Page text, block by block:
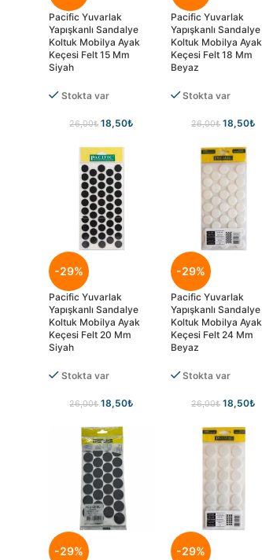
Pacific Yuvarlak
Yapışkanlı Sandalye
Koltuk Mobilya Ayak
Keçesi Felt 15 Mm
Siyah
Stokta var
26,00₺ 18,50₺
Pacific Yuvarlak
Yapışkanlı Sandalye
Koltuk Mobilya Ayak
Keçesi Felt 18 Mm
Beyaz
Stokta var
26,00₺ 18,50₺
-29%
Pacific Yuvarlak
Yapışkanlı Sandalye
Koltuk Mobilya Ayak
Keçesi Felt 20 Mm
Siyah
Stokta var
26,00₺ 18,50₺
-29%
Pacific Yuvarlak
Yapışkanlı Sandalye
Koltuk Mobilya Ayak
Keçesi Felt 24 Mm
Beyaz
Stokta var
26,00₺ 18,50₺
-29% -29%